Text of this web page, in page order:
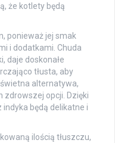
że kotlety będą
ponieważ jej smak
i dodatkami. Chuda
daje doskonałe
tłusta, aby
alternatywa,
zdrowszej opcji. Dzięki
będą delikatne i
ilością tłuszczu,